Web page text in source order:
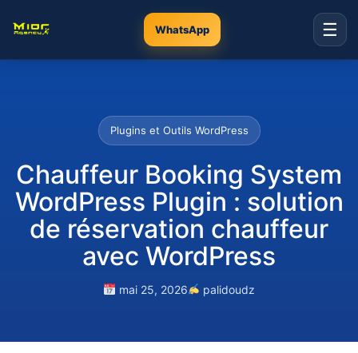
WhatsApp ☰
Plugins et Outils WordPress
Chauffeur Booking System
WordPress Plugin : solution
de réservation chauffeur
avec WordPress
mai 25, 2026 palidoudz